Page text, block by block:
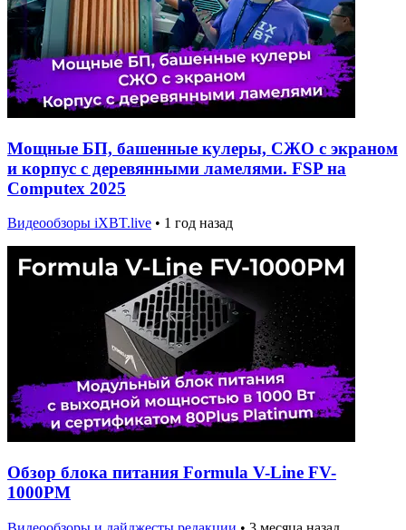
Мощные БП, башенные кулеры, СЖО с экраном
и корпус с деревянными ламелями. FSP на
Computex 2025
Видеообзоры iXBT.live • 1 год назад
Обзор блока питания Formula V-Line FV-
1000PM